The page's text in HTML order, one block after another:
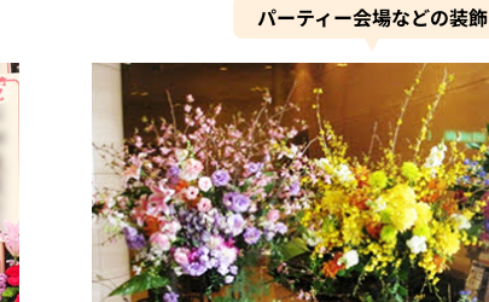
パーティー会場などの装飾